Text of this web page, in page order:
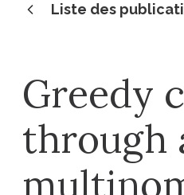
Liste des
Greedy
through